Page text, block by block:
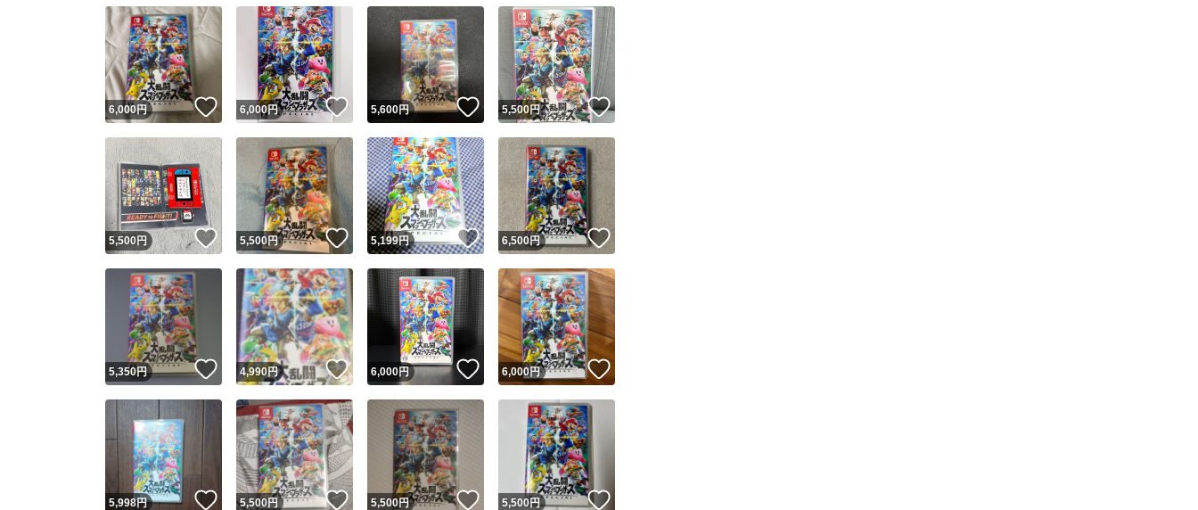
スピード発送 このユーザーは高頻度で24時間以内に発送しています
安心発送 このユーザーは設定した発送日数内に発送しています
6,000円 いいね！
6,000円 いいね！
5,600円 いいね！
5,500円 いいね！
5,500円 いいね！
5,500円 いいね！
5,199円 いいね！
6,500円
5,350円 いいね！
4,990円 いいね！
6,000円 いいね！
6,000円
5,998円 いいね！
5,500円 いいね！
5,500円 いいね！
5,500円